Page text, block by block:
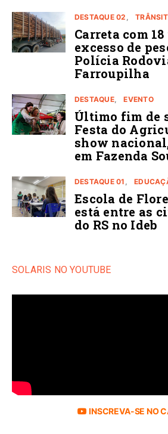
DESTAQUE 02
Carreta com
excesso de
Polícia
Farroupilha
DESTAQUE EVENTO
Último fim de
Festa do
show
em Fazenda
DESTAQUE 01
Escola de
está entre as
do RS no Ideb
SOLARIS NO YOUTUBE
INSCREVA-SE NO